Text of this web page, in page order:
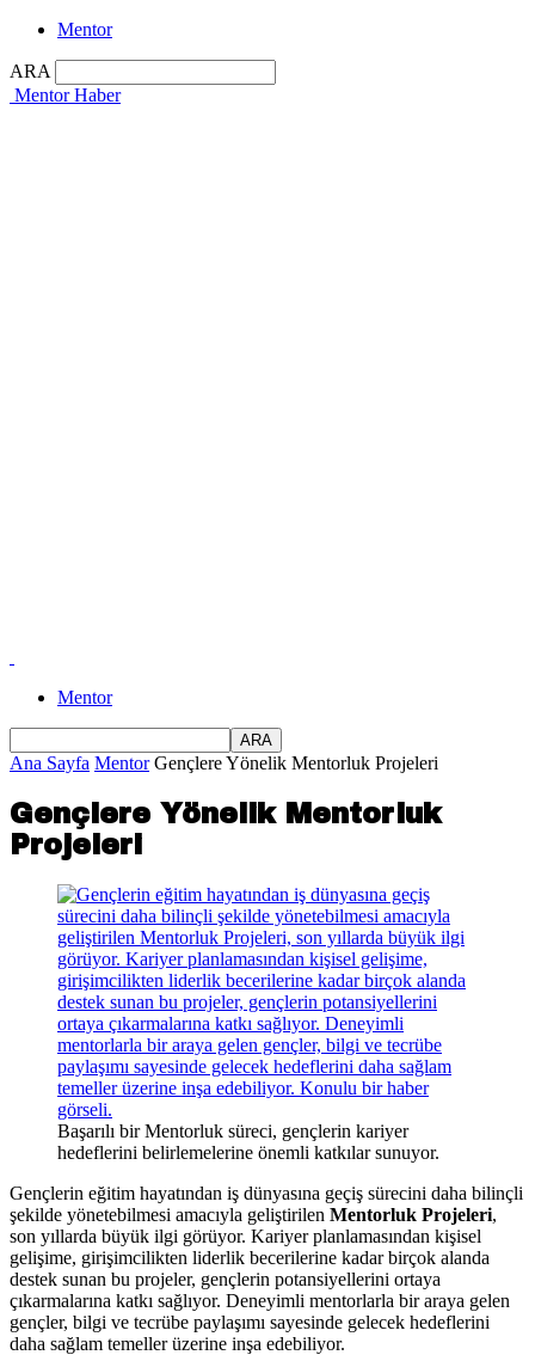
Mentor
ARA
Mentor Haber
Mentor
Ana Sayfa Mentor Gençlere Yönelik Mentorluk Projeleri
Gençlere Yönelik Mentorluk
Projeleri
Başarılı bir Mentorluk süreci, gençlerin kariyer
hedeflerini belirlemelerine önemli katkılar sunuyor.
Gençlerin eğitim hayatından iş dünyasına geçiş sürecini daha bilinçli
şekilde yönetebilmesi amacıyla geliştirilen Mentorluk Projeleri,
son yıllarda büyük ilgi görüyor. Kariyer planlamasından kişisel
gelişime, girişimcilikten liderlik becerilerine kadar birçok alanda
destek sunan bu projeler, gençlerin potansiyellerini ortaya
çıkarmalarına katkı sağlıyor. Deneyimli mentorlarla bir araya gelen
gençler, bilgi ve tecrübe paylaşımı sayesinde gelecek hedeflerini
daha sağlam temeller üzerine inşa edebiliyor.